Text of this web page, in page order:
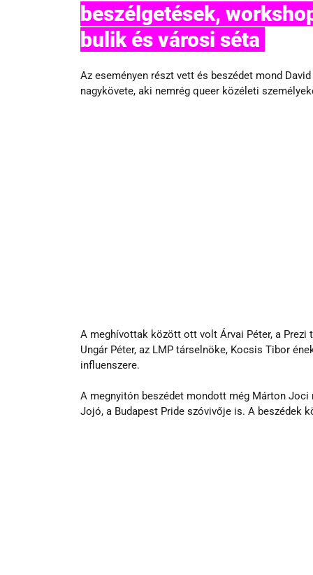
beszélgetések,
bulik és városi séta
Az eseményen részt vett és beszédet mond
nagykövete, aki nemrég queer közéleti
A meghívottak között ott volt Árvai Péter, a Prezi
Ungár Péter, az LMP társelnöke, Kocsis Tibor
influenszere.
A megnyitón beszédet mondott még Márton
Jojó, a Budapest Pride szóvivője is. A beszédek